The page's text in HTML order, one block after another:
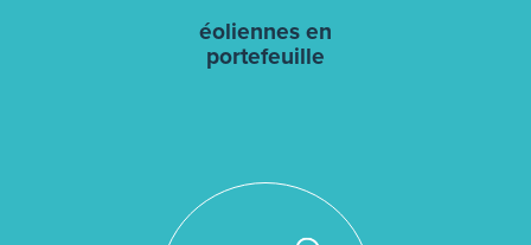
éoliennes en
portefeuille